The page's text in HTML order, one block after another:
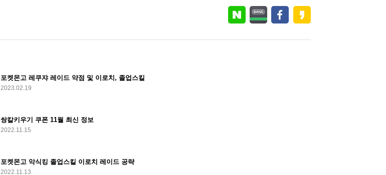
포켓몬고 레쿠쟈 레이드 약점 및 이로치, 졸업스킬
2023.02.19
쌍칼키우기 쿠폰 11월 최신 정보
2022.11.15
포켓몬고 악식킹 졸업스킬 이로치 레이드 공략
2022.11.13